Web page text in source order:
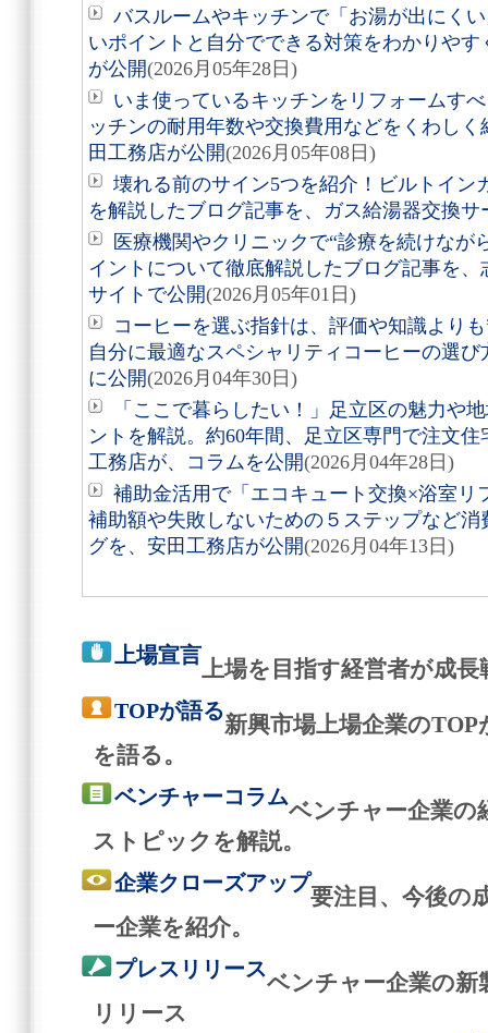
バスルームやキッチンで「お湯が出にく
いポイントと自分でできる対策をわかりや
が公開(2026月05年28日)
いま使っているキッチンをリフォームす
ッチンの耐用年数や交換費用などをくわし
田工務店が公開(2026月05年08日)
壊れる前のサイン5つを紹介！ビルトイン
を解説したブログ記事を、ガス給湯器交換サ
医療機関やクリニックで“診療を続けなが
イントについて徹底解説したブログ記事を
サイトで公開(2026月05年01日)
コーヒーを選ぶ指針は、評価や知識より
自分に最適なスペシャリティコーヒーの選
に公開(2026月04年30日)
「ここで暮らしたい！」足立区の魅力や
ントを解説。約60年間、足立区専門で注文
工務店が、コラムを公開(2026月04年28日)
補助金活用で「エコキュート交換×浴室リ
補助額や失敗しないための５ステップなど
グを、安田工務店が公開(2026月04年13日)
上場宣言
上場を目指す経営者が成
TOPが語る
新興市場上場企業の
を語る。
ベンチャーコラム
ベンチャー企業の
ストピックを解説。
企業クローズアップ
要注目、今後の
ー企業を紹介。
プレスリリース
ベンチャー企業の新
リリース